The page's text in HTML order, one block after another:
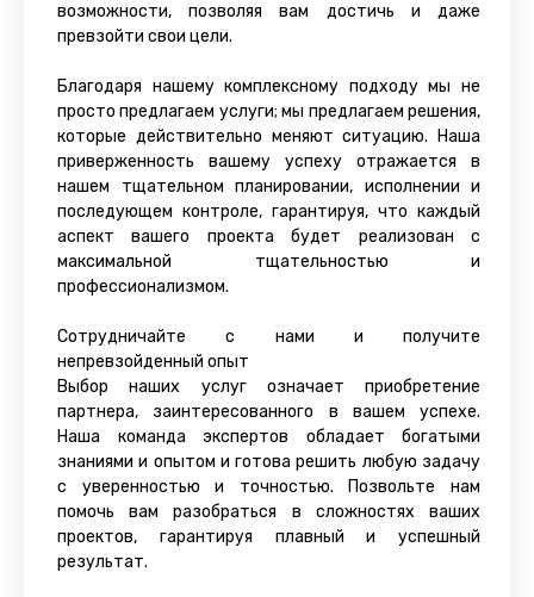
возможности, позволяя вам достичь и даже
превзойти свои цели.
Благодаря нашему комплексному подходу мы не
просто предлагаем услуги; мы предлагаем решения,
которые действительно меняют ситуацию. Наша
приверженность вашему успеху отражается в
нашем тщательном планировании, исполнении и
последующем контроле, гарантируя, что каждый
аспект вашего проекта будет реализован с
максимальной тщательностью и
профессионализмом.
Сотрудничайте с нами и получите
непревзойденный опыт
Выбор наших услуг означает приобретение
партнера, заинтересованного в вашем успехе.
Наша команда экспертов обладает богатыми
знаниями и опытом и готова решить любую задачу
с уверенностью и точностью. Позвольте нам
помочь вам разобраться в сложностях ваших
проектов, гарантируя плавный и успешный
результат.